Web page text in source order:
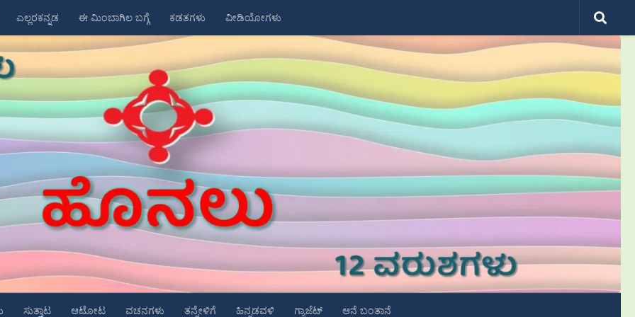
ಎಲ್ಲರಕನ್ನಡ ಈ ಮಿಂಬಾಗಿಲ ಬಗ್ಗೆ ಕಡತಗಳು ವೀಡಿಯೋಗಳು
ಸುತ್ತಾಟ ಆಟೋಟ ವಚನಗಳು ತನ್ನೇಳಿಗೆ ಹಿನ್ನಡವಳಿ ಗ್ಯಾಜೆಟ್ ಆನೆ ಬಂತಾನೆ